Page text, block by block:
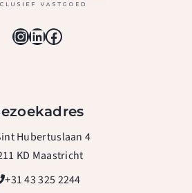
Instagram
LinkedIn
Facebook
Hubertuslaan 4
KD Maastricht
+31 43 325 2244